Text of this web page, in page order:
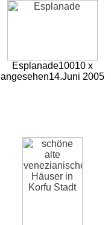
Esplanade10010 x
angesehen14.Juni 2005